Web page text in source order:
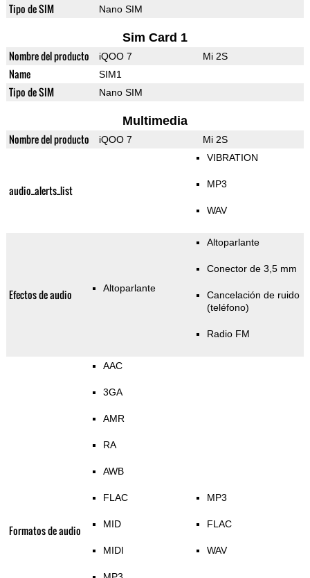
Tipo de SIM Nano SIM
Sim Card 1
Nombre del producto iQOO 7 Mi 2S
Name SIM1
Tipo de SIM Nano SIM
Multimedia
Nombre del producto iQOO 7 Mi 2S
audio_alerts_list
VIBRATION
MP3
WAV
Efectos de audio Altoparlante
Altoparlante
Conector de 3,5 mm
Cancelación de ruido
(teléfono)
Radio FM
Formatos de audio
AAC
3GA
AMR
RA
AWB
FLAC
MID
MIDI
MP3
FLAC
WAV